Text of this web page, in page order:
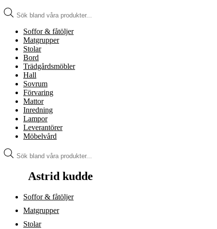
Produktsökning
Soffor & fåtöljer
Matgrupper
Stolar
Bord
Trädgårdsmöbler
Hall
Sovrum
Förvaring
Mattor
Inredning
Lampor
Leverantörer
Möbelvård
Produktsökning
Astrid kudde
Soffor & fåtöljer
Matgrupper
Stolar